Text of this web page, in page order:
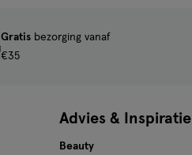
Gratisbezorging vanaf
€35
Advies & Inspiratie
Beauty